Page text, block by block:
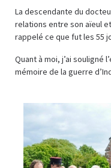
La descendante du
relations entre son aïeul
rappelé ce que fut les 55
Quant à moi, j’ai souligné
mémoire de la guerre